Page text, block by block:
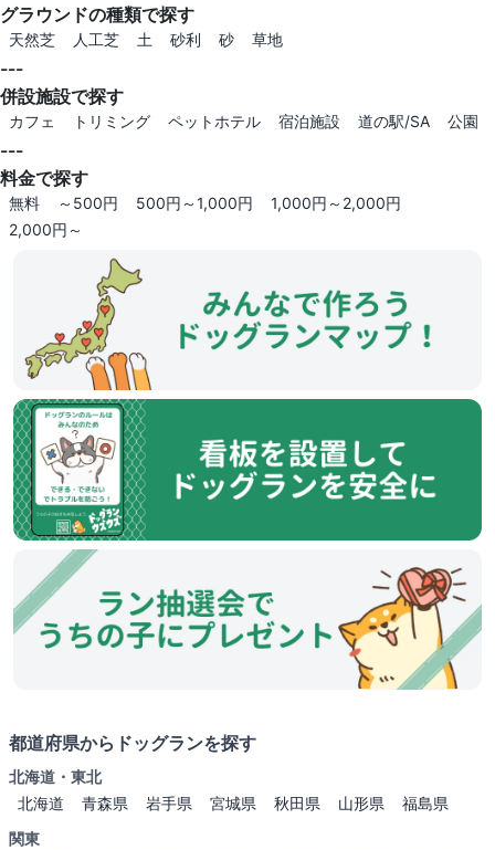
グラウンドの種類で探す
天然芝 人工芝 土 砂利 砂 草地
---
併設施設で探す
カフェ トリミング ペットホテル 宿泊施設 道の駅/SA 公園
---
料金で探す
無料 ～500円 500円～1,000円
1,000円～2,000円
2,000円～
都道府県からドッグランを探す
北海道・東北
北海道
青森県 岩手県 宮城県 秋田県 山形県
福島県
関東